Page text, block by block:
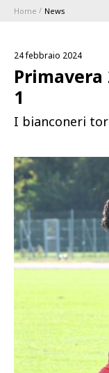
Serie A
Coppa Italia
Home News
24 febbraio 2024
1
I bianconeri